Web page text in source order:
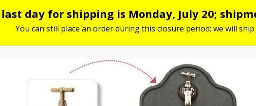
last day for shipping is Monday, July 20;
You can still place an order during this closure period; we will